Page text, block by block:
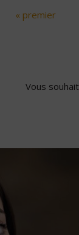
« premier
Vous